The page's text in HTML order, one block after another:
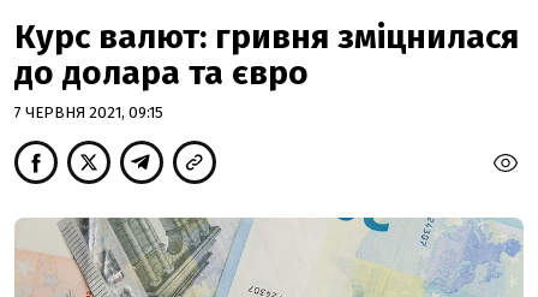
Курс валют: гривня зміцнилася
до долара та євро
7 ЧЕРВНЯ 2021, 09:15